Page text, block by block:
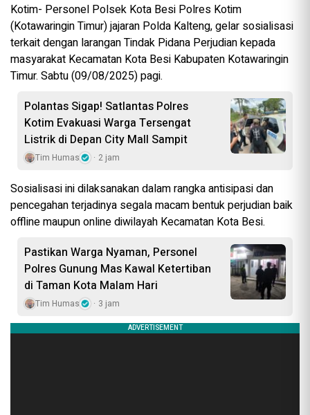
Kotim- Personel Polsek Kota Besi Polres Kotim
(Kotawaringin Timur) jajaran Polda Kalteng, gelar sosialisasi
terkait dengan larangan Tindak Pidana Perjudian kepada
masyarakat Kecamatan Kota Besi Kabupaten Kotawaringin
Timur. Sabtu (09/08/2025) pagi.
Polantas Sigap! Satlantas Polres
Kotim Evakuasi Warga Tersengat
Listrik di Depan City Mall Sampit
Tim Humas 2 jam
Sosialisasi ini dilaksanakan dalam rangka antisipasi dan
pencegahan terjadinya segala macam bentuk perjudian baik
offline maupun online diwilayah Kecamatan Kota Besi.
Pastikan Warga Nyaman, Personel
Polres Gunung Mas Kawal Ketertiban
di Taman Kota Malam Hari
Tim Humas 3 jam